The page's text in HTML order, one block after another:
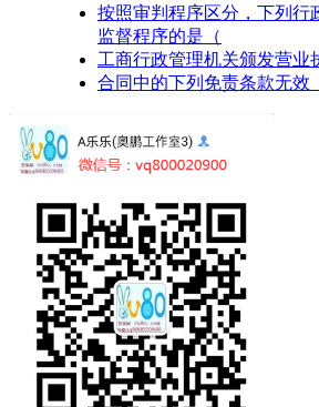
按照审判程序区分，下列行
监督程序的是（
工商行政管理机关颁发营业
合同中的下列免责条款无效